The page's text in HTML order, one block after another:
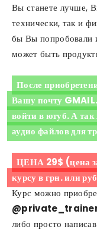
Вы станете лучше,
технически, так и
бы Вы попробовали
может быть
После
Вашу почту
войти в ютуб. А
аудио файлов для
ЦЕНА 29$ (цена
курсу в грн. или
Курс можно
либо просто